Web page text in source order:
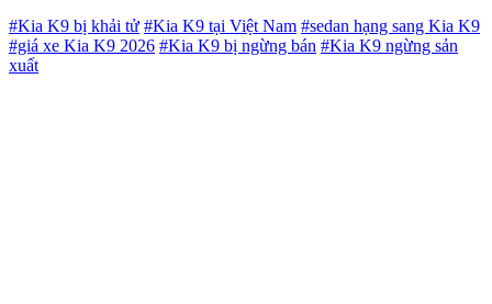
#Kia K9 bị khải tử #Kia K9 tại Việt Nam #sedan hạng sang Kia K9
#giá xe Kia K9 2026 #Kia K9 bị ngừng bán #Kia K9 ngừng sản
xuất